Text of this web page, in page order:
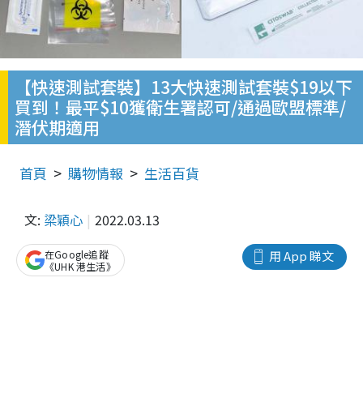
【快速測試套裝】13大快速測試套裝$19以下
買到！最平$10獲衛生署認可/通過歐盟標準/
潛伏期適用
首頁 購物情報 生活百貨
文: 梁穎心 2022.03.13
用 App 睇文
在Google追蹤
《UHK 港生活》